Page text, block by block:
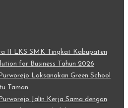
II LKS SMK Tingkat Kabupaten
for Business Tahun 2026
Laksanakan Green School
Taman
Jalin Kerja Sama dengan